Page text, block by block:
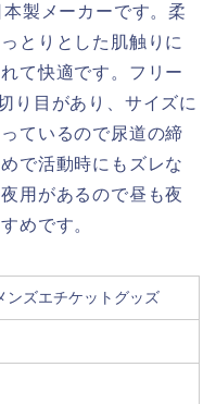
製メーカーです。柔
とりとした肌触りに
て快適です。フリー
り目があり、サイズに
ているので尿道の締
で活動時にもズレな
用があるので昼も夜
めです。
ズエチケットグッズ